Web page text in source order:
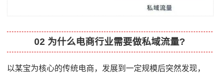
02 为什么电商行业需要做私域流量?
以某宝为核心的传统电商，发展到一定规模后突然发现，